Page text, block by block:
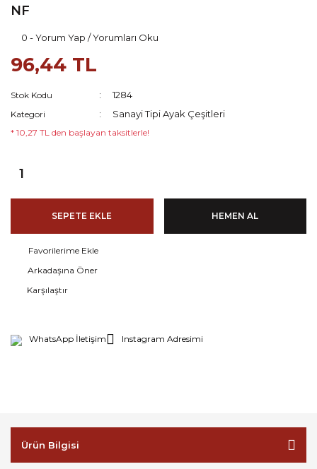
NF
0 - Yorum Yap / Yorumları Oku
96,44 TL
Stok Kodu 1284
Kategori Sanayi Tipi Ayak Çeşitleri
* 10,27 TL den başlayan taksitlerle!
SEPETE EKLE HEMEN AL
Arkadaşına Öner
Karşılaştır
WhatsApp İletişim Instagram Adresimi
Ürün Bilgisi